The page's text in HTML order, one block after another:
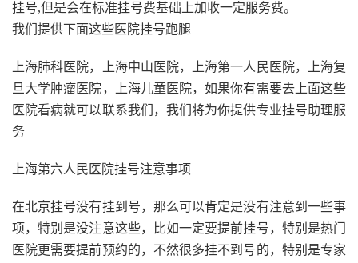
挂号,但是会在标准挂号费基础上加收一定服务费。
我们提供下面这些医院挂号跑腿
上海肺科医院，上海中山医院，上海第一人民医院，上海复
旦大学肿瘤医院，上海儿童医院，如果你有需要去上面这些
医院看病就可以联系我们，我们将为你提供专业挂号助理服
务
上海第六人民医院挂号注意事项
在北京挂号没有挂到号，那么可以肯定是没有注意到一些事
项，特别是没注意这些，比如一定要提前挂号，特别是热门
医院更需要提前预约的，不然很多挂不到号的，特别是专家